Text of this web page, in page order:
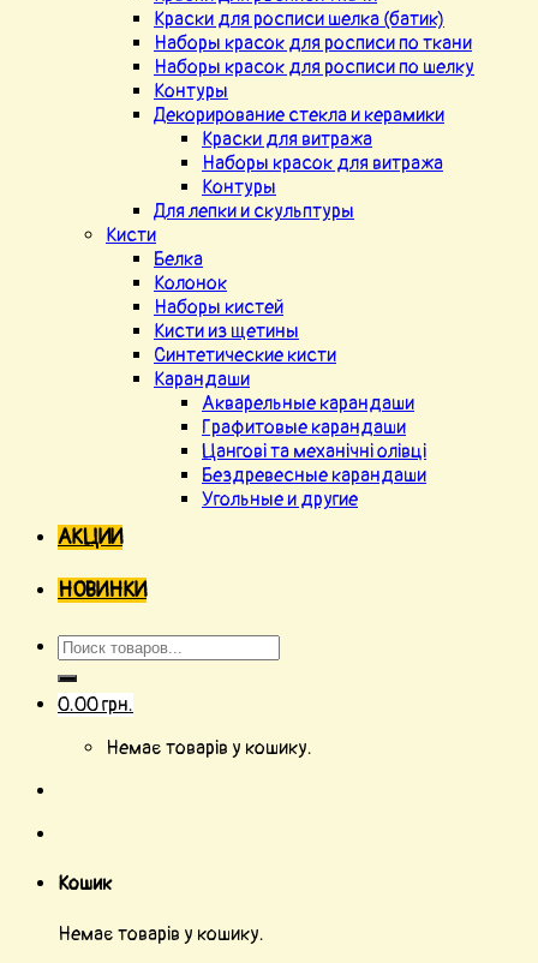
Краски для росписи шелка (батик)
Наборы красок для росписи по ткани
Наборы красок для росписи по шелку
Контуры
Декорирование стекла и керамики
Краски для витража
Наборы красок для витража
Контуры
Для лепки и скульптуры
Кисти
Белка
Колонок
Наборы кистей
Кисти из щетины
Синтетические кисти
Карандаши
Акварельные карандаши
Графитовые карандаши
Цангові та механічні олівці
Бездревесные карандаши
Угольные и другие
АКЦИИ
НОВИНКИ
0.00грн.
Немає товарів у кошику.
Кошик
Немає товарів у кошику.